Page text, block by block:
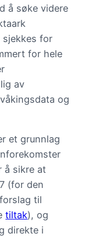
å søke videre
for
for hele
av
og
et grunnlag
å sikre at
(for den
til
tiltak), og
direkte i